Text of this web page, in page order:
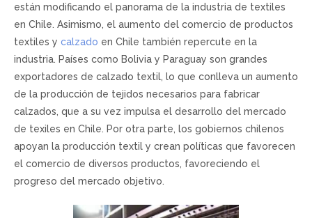
están modificando el panorama de la industria de textiles
en Chile. Asimismo, el aumento del comercio de productos
textiles y calzado en Chile también repercute en la
industria. Países como Bolivia y Paraguay son grandes
exportadores de calzado textil, lo que conlleva un aumento
de la producción de tejidos necesarios para fabricar
calzados, que a su vez impulsa el desarrollo del mercado
de texiles en Chile. Por otra parte, los gobiernos chilenos
apoyan la producción textil y crean políticas que favorecen
el comercio de diversos productos, favoreciendo el
progreso del mercado objetivo.